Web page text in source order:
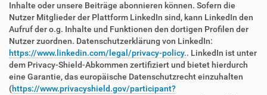
Inhalte oder unsere Beiträge abonnieren können. Sofern die
Nutzer Mitglieder der Plattform LinkedIn sind, kann LinkedIn den
Aufruf der o.g. Inhalte und Funktionen den dortigen Profilen der
Nutzer zuordnen. Datenschutzerklärung von LinkedIn:
https://www.linkedin.com/legal/privacy-policy.. LinkedIn ist unter
dem Privacy-Shield-Abkommen zertifiziert und bietet hierdurch
eine Garantie, das europäische Datenschutzrecht einzuhalten
(https://www.privacyshield.gov/participant?